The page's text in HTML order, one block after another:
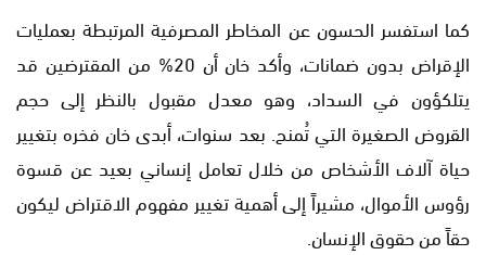
كما استفسر الحسون عن المخاطر المصرفية المرتبطة بعمليات
الإقراض بدون ضمانات، وأكد خان أن 20% من المقترضين قد
يتلكؤون في السداد، وهو معدل مقبول بالنظر إلى حجم
القروض الصغيرة التي تُمنح. بعد سنوات، أبدى خان فخره بتغيير
حياة آلاف الأشخاص من خلال تعامل إنساني بعيد عن قسوة
رؤوس الأموال، مشيراً إلى أهمية تغيير مفهوم الاقتراض ليكون
حقاً من حقوق الإنسان.